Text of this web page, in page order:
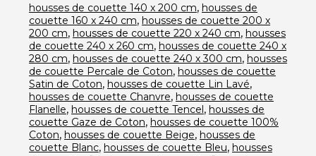
housses de couette 140 x 200 cm, housses de
couette 160 x 240 cm, housses de couette 200 x
200 cm, housses de couette 220 x 240 cm, housses
de couette 240 x 260 cm, housses de couette 240 x
280 cm, housses de couette 240 x 300 cm, housses
de couette Percale de Coton, housses de couette
Satin de Coton, housses de couette Lin Lavé,
housses de couette Chanvre, housses de couette
Flanelle, housses de couette Tencel, housses de
couette Gaze de Coton, housses de couette 100%
Coton, housses de couette Beige, housses de
couette Blanc, housses de couette Bleu, housses